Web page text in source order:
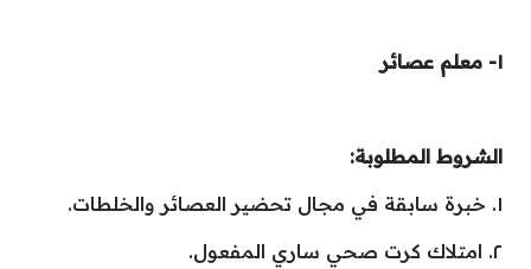
١- معلم عصائر
الشروط المطلوبة:
١. خبرة سابقة في مجال تحضير العصائر والخلطات.
٢. امتلاك كرت صحي ساري المفعول.